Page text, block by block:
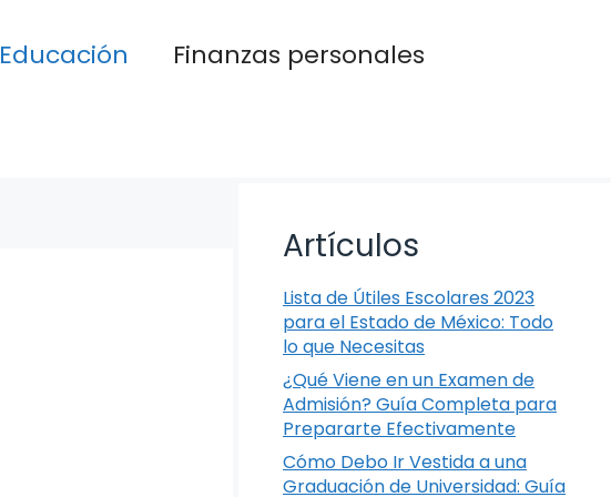
Educación
Finanzas personales
Artículos
Lista de Útiles Escolares 2023
para el Estado de México: Todo
lo que Necesitas
¿Qué Viene en un Examen de
Admisión? Guía Completa para
Prepararte Efectivamente
Cómo Debo Ir Vestida a una
Graduación de Universidad: Guía